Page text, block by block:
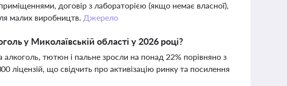
договір з лабораторією (якщо немає власної),
малих виробництв. Джерело
у Миколаївській області у 2026 році?
алкоголь, тютюн і пальне зросли на понад 22% порівняно з
що свідчить про активізацію ринку та посилення